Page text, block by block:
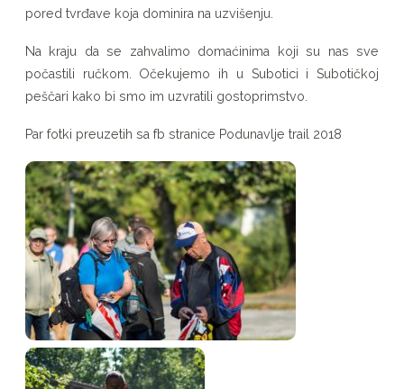
pored tvrđave koja dominira na uzvišenju.
Na kraju da se zahvalimo domaćinima koji su nas sve
počastili ručkom. Očekujemo ih u Subotici i Subotičkoj
peščari kako bi smo im uzvratili gostoprimstvo.
Par fotki preuzetih sa fb stranice Podunavlje trail 2018